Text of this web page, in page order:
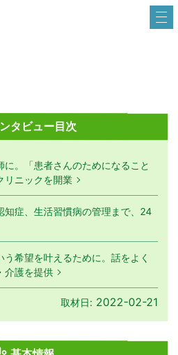
タビュー目次
。「患者さんのためになること
リニックを開業
知症、生活習慣病の管理まで、24
う希望を叶えるために。話をよく
介護を提供
取材日: 2022-02-21